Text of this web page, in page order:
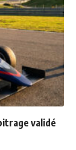
validé